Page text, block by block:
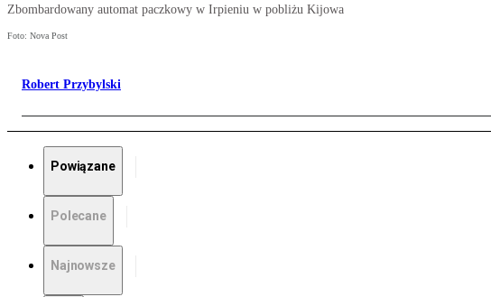
Zbombardowany automat paczkowy w Irpieniu w pobliżu Kijowa
Foto: Nova Post
Robert Przybylski
Powiązane
Polecane
Najnowsze